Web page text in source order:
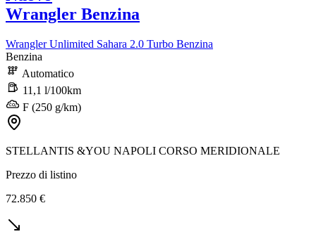
Wrangler Benzina
Wrangler Unlimited Sahara 2.0 Turbo Benzina
Benzina
Automatico
11,1 l/100km
F (250 g/km)
STELLANTIS &YOU NAPOLI CORSO MERIDIONALE
Prezzo di listino
72.850 €